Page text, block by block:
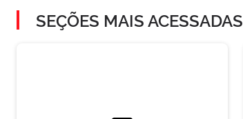
SEÇÕES MAIS ACESSADAS